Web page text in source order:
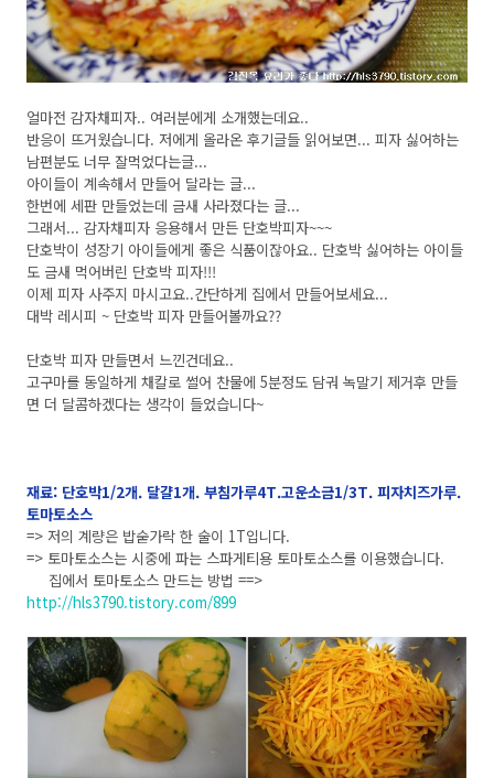
얼마전 감자채피자.. 여러분에게 소개했는데요..
반응이 뜨거웠습니다. 저에게 올라온 후기글들 읽어보면... 피자 싫어하는
남편분도 너무 잘먹었다는글...
아이들이 계속해서 만들어 달라는 글...
한번에 세판 만들었는데 금새 사라졌다는 글...
그래서... 감자채피자 응용해서 만든 단호박피자~~~
단호박이 성장기 아이들에게 좋은 식품이잖아요.. 단호박 싫어하는 아이들
도 금새 먹어버린 단호박 피자!!!
이제 피자 사주지 마시고요..간단하게 집에서 만들어보세요...
대박 레시피 ~ 단호박 피자 만들어볼까요??
단호박 피자 만들면서 느낀건데요..
고구마를 동일하게 채칼로 썰어 찬물에 5분정도 담궈 녹말기 제거후 만들
면 더 달콤하겠다는 생각이 들었습니다~
재료: 단호박1/2개. 달걀1개. 부침가루4T.고운소금1/3T. 피자치즈가루.
토마토소스
=> 저의 계량은 밥숟가락 한 술이 1T입니다.
=> 토마토소스는 시중에 파는 스파게티용 토마토소스를 이용했습니다.
집에서 토마토소스 만드는 방법 ==>
http://hls3790.tistory.com/899